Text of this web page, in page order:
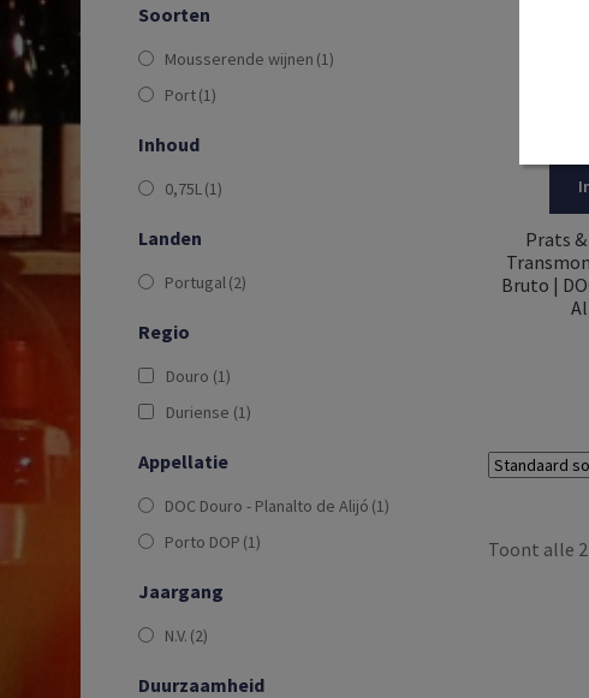
Prats
Bruto |
Toont alle
Soorten
Mousserende wijnen (1)
Port(1)
Inhoud
0,75L (1)
Landen
Portugal (2)
Regio
Douro (1)
Duriense (1)
Appellatie
DOC Douro - Planalto de Alijó (1)
Porto DOP (1)
Jaargang
N.V. (2)
Duurzaamheid